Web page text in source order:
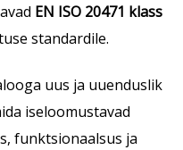
EN ISO 20471 klass
standardile.
uus ja uuenduslik
iseloomustavad
funktsionaalsus ja